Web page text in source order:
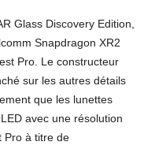
Glass Discovery Edition,
Snapdragon XR2
Pro. Le constructeur
sur les autres détails
que les lunettes
avec une résolution
Pro à titre de